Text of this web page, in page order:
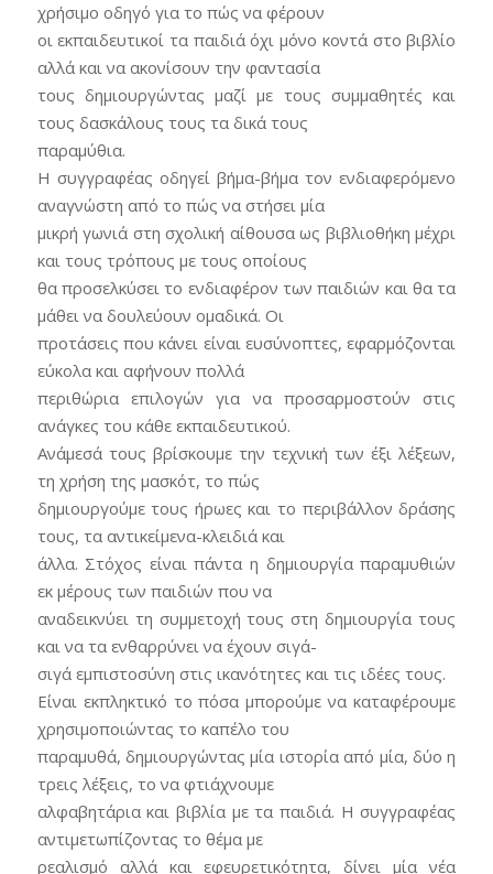
χρήσιμο οδηγό για το πώς να φέρουν
οι εκπαιδευτικοί τα παιδιά όχι μόνο κοντά στο βιβλίο
αλλά και να ακονίσουν την φαντασία
τους δημιουργώντας μαζί με τους συμμαθητές και
τους δασκάλους τους τα δικά τους
παραμύθια.
Η συγγραφέας οδηγεί βήμα-βήμα τον ενδιαφερόμενο
αναγνώστη από το πώς να στήσει μία
μικρή γωνιά στη σχολική αίθουσα ως βιβλιοθήκη μέχρι
και τους τρόπους με τους οποίους
θα προσελκύσει το ενδιαφέρον των παιδιών και θα τα
μάθει να δουλεύουν ομαδικά. Οι
προτάσεις που κάνει είναι ευσύνοπτες, εφαρμόζονται
εύκολα και αφήνουν πολλά
περιθώρια επιλογών για να προσαρμοστούν στις
ανάγκες του κάθε εκπαιδευτικού.
Ανάμεσά τους βρίσκουμε την τεχνική των έξι λέξεων,
τη χρήση της μασκότ, το πώς
δημιουργούμε τους ήρωες και το περιβάλλον δράσης
τους, τα αντικείμενα-κλειδιά και
άλλα. Στόχος είναι πάντα η δημιουργία παραμυθιών
εκ μέρους των παιδιών που να
αναδεικνύει τη συμμετοχή τους στη δημιουργία τους
και να τα ενθαρρύνει να έχουν σιγά-
σιγά εμπιστοσύνη στις ικανότητες και τις ιδέες τους.
Είναι εκπληκτικό το πόσα μπορούμε να καταφέρουμε
χρησιμοποιώντας το καπέλο του
παραμυθά, δημιουργώντας μία ιστορία από μία, δύο η
τρεις λέξεις, το να φτιάχνουμε
αλφαβητάρια και βιβλία με τα παιδιά. Η συγγραφέας
αντιμετωπίζοντας το θέμα με
ρεαλισμό αλλά και εφευρετικότητα, δίνει μία νέα